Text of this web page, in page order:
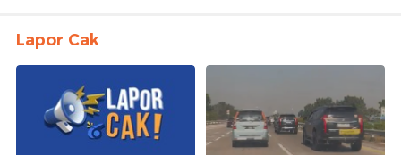
Lapor Cak